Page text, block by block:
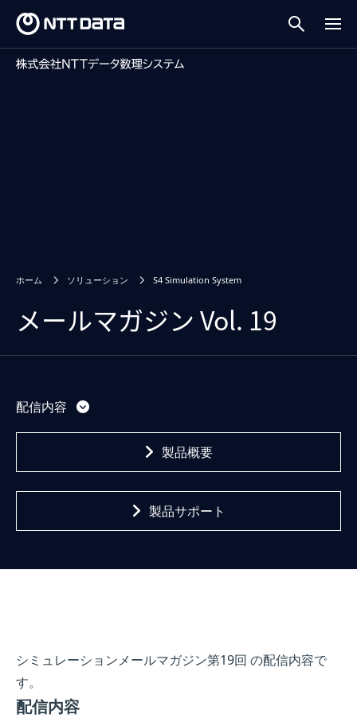
ホーム ソリューション S4 Simulation System
メールマガジン Vol. 19
配信内容
製品概要
製品サポート
シミュレーションメールマガジン第19回 の配信内容で
す。
配信内容